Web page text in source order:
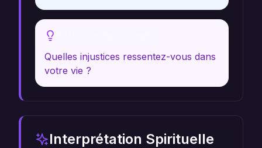
Quelles injustices ressentez-vous dans
votre vie ?
Interprétation Spirituelle